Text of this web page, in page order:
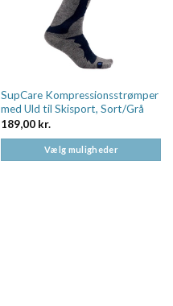
SupCare Kompressionsstrømper
med Uld til Skisport, Sort/Grå
189,00 kr.
Vælg muligheder